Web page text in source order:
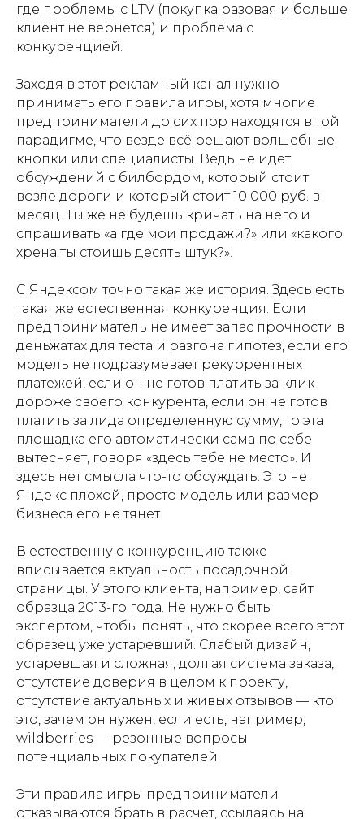
где проблемы с LTV (покупка разовая и больше
клиент не вернется) и проблема с
конкуренцией.
Заходя в этот рекламный канал нужно
принимать его правила игры, хотя многие
предприниматели до сих пор находятся в той
парадигме, что везде всё решают волшебные
кнопки или специалисты. Ведь не идет
обсуждений с билбордом, который стоит
возле дороги и который стоит 10 000 руб. в
месяц. Ты же не будешь кричать на него и
спрашивать «а где мои продажи?» или «какого
хрена ты стоишь десять штук?».
С Яндексом точно такая же история. Здесь есть
такая же естественная конкуренция. Если
предприниматель не имеет запас прочности в
деньжатах для теста и разгона гипотез, если его
модель не подразумевает рекуррентных
платежей, если он не готов платить за клик
дороже своего конкурента, если он не готов
платить за лида определенную сумму, то эта
площадка его автоматически сама по себе
вытесняет, говоря «здесь тебе не место». И
здесь нет смысла что-то обсуждать. Это не
Яндекс плохой, просто модель или размер
бизнеса его не тянет.
В естественную конкуренцию также
вписывается актуальность посадочной
страницы. У этого клиента, например, сайт
образца 2013-го года. Не нужно быть
экспертом, чтобы понять, что скорее всего этот
образец уже устаревший. Слабый дизайн,
устаревшая и сложная, долгая система заказа,
отсутствие доверия в целом к проекту,
отсутствие актуальных и живых отзывов — кто
это, зачем он нужен, если есть, например,
wildberries — резонные вопросы
потенциальных покупателей.
Эти правила игры предприниматели
отказываются брать в расчет, ссылаясь на